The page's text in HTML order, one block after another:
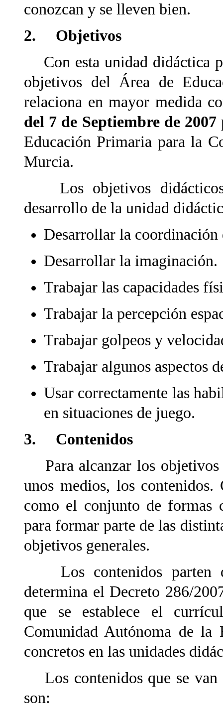
conozcan y se lleven bien.
2. Objetivos
Con esta unidad didáctica
objetivos del Área de
relaciona en mayor medida
del 7 de Septiembre de 2007
Educación Primaria para la
Murcia.
Los objetivos didácticos
desarrollo de la unidad
Desarrollar la coordinación
Desarrollar la imaginación.
Trabajar las capacidades
Trabajar la percepción
Trabajar golpeos y
Trabajar algunos aspectos
Usar correctamente las
en situaciones de juego.
3. Contenidos
Para alcanzar los objetivos
unos medios, los
como el conjunto de formas
para formar parte de las
objetivos generales.
Los contenidos parten
determina el Decreto 286/
que se establece el
Comunidad Autónoma de la
concretos en las unidades
Los contenidos que se van
son: